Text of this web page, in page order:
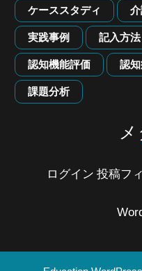
ケーススタディ
実践事例 記入方法
認知機能評価 認
課題分析
ログイン 投稿フ